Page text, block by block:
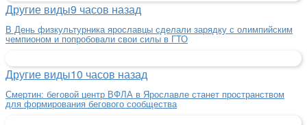
Другие виды9 часов назад
В День физкультурника ярославцы сделали зарядку с олимпийским
чемпионом и попробовали свои силы в ГТО
Другие виды10 часов назад
Смертин: беговой центр ВФЛА в Ярославле станет пространством
для формирования бегового сообщества